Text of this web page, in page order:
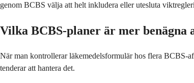
genom BCBS välja att helt inkludera eller utesluta
Vilka BCBS-planer är mer benägna
När man kontrollerar läkemedelsformulär hos flera BCBS-
tenderar att hantera det.